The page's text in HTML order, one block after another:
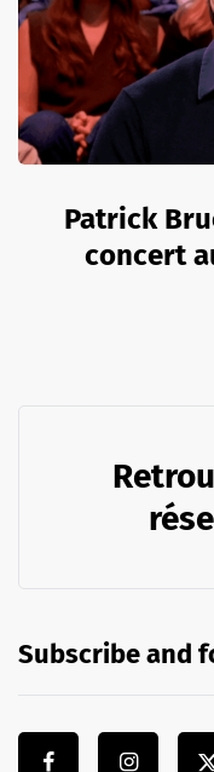
Patrick
concert
Subscribe and